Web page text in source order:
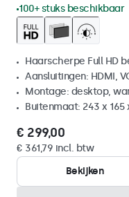
100+ stuks beschikbaar
Haarscherpe Full HD
Aansluitingen: HDMI,
Montage: desktop,
Buitenmaat: 243 x 165
€ 299,00
€ 361,79 incl. btw
Bekijken